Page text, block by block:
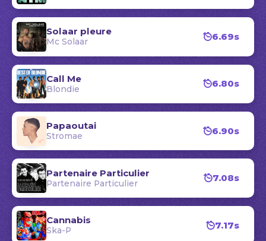
Solaar pleure
Mc Solaar 6.69s
Call Me
Blondie 6.80s
Papaoutai
Stromae 6.90s
Partenaire Particulier
Partenaire Particulier 7.08s
Cannabis
Ska-P 7.17s